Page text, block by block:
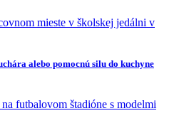
alebo pomocnú silu do kuchyne